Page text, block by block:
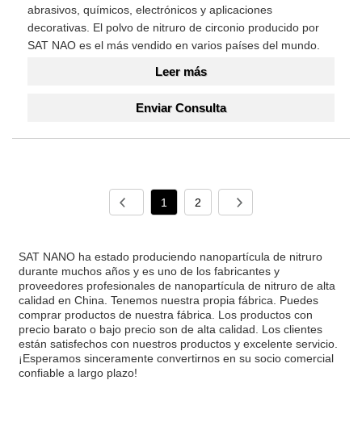
abrasivos, químicos, electrónicos y aplicaciones
decorativas. El polvo de nitruro de circonio producido por
SAT NAO es el más vendido en varios países del mundo.
Leer más
Enviar Consulta
1 2
SAT NANO ha estado produciendo nanopartícula de nitruro
durante muchos años y es uno de los fabricantes y
proveedores profesionales de nanopartícula de nitruro de alta
calidad en China. Tenemos nuestra propia fábrica. Puedes
comprar productos de nuestra fábrica. Los productos con
precio barato o bajo precio son de alta calidad. Los clientes
están satisfechos con nuestros productos y excelente servicio.
¡Esperamos sinceramente convertirnos en su socio comercial
confiable a largo plazo!